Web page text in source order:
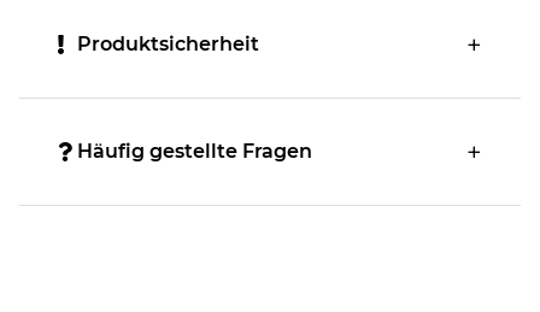
Produktsicherheit
Häufig gestellte Fragen